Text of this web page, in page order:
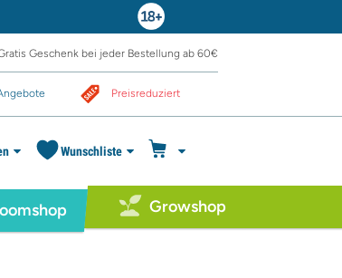
Geschenk bei jeder Bestellung ab 60€
Preisreduziert
Wunschliste
Growshop